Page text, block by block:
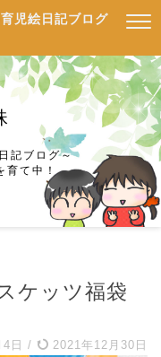
児絵日記ブログ
記ブログ～
て中！
ケッツ福袋
日 / 2021年12月30日